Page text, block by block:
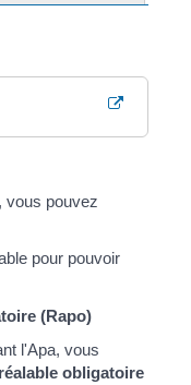
vous pouvez
pour pouvoir
(Rapo)
l'Apa, vous
obligatoire